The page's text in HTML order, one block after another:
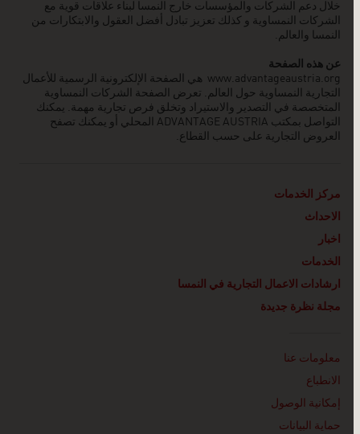
خلال دعم الشركات والمؤسسات خارج النمسا لبناء علاقات قوية مع
الشركات النمساوية و كذلك تعزيز تبادل أفضل العقول والابتكارات من
النمسا والعالم.
عن هذه الصفحة
www.advantageaustria.orgهي الصفحة الإلكترونية الرسمية للأعمال
التجارية النمساوية حول العالم. تعرض الصفحة الشركات النمساوية
المتخصصة في التصدير والاستيراد وتخلق فرص تجارية مهمة. يمكنك
التواصل بمكتب ADVANTAGE AUSTRIA
المحلي أو يمكنك تصفح
العروض التجارية على حسب القطاع.
مركز الخدمات
الاحداث
اخبار
الخدمات
ارشادات الاعمال التجارية في النمسا
مجلة نظرة جديدة
معلومات عنا
الانطباع
إمكانية الوصول
حماية البيانات